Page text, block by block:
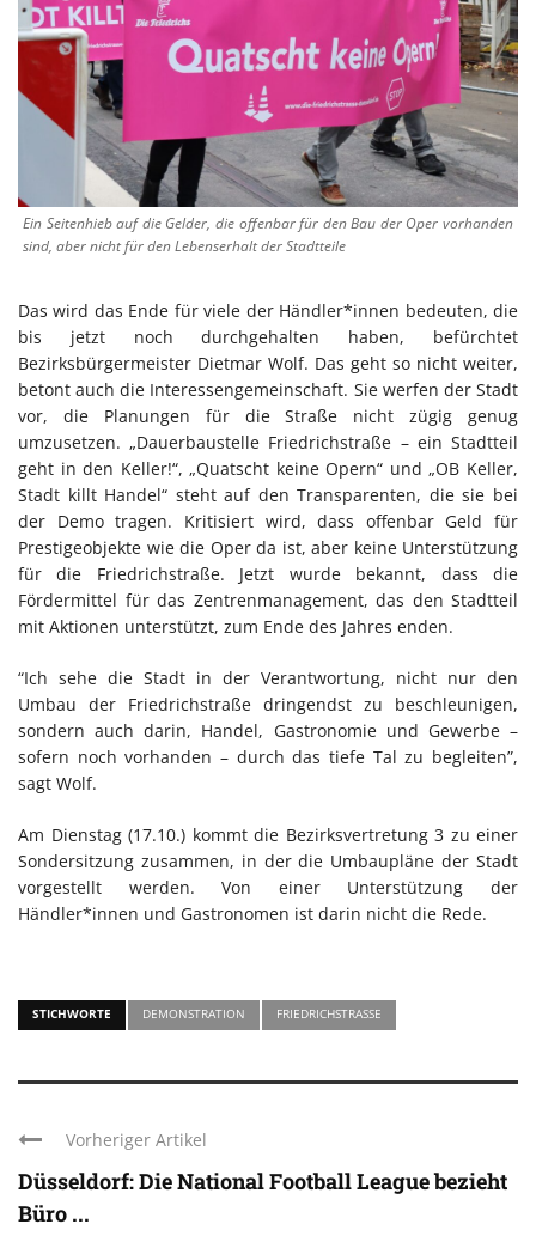
Ein Seitenhieb auf die Gelder, die offenbar für den Bau der Oper vorhanden
sind, aber nicht für den Lebenserhalt der Stadtteile
Das wird das Ende für viele der Händler*innen bedeuten, die
bis jetzt noch durchgehalten haben, befürchtet
Bezirksbürgermeister Dietmar Wolf. Das geht so nicht weiter,
betont auch die Interessengemeinschaft. Sie werfen der Stadt
vor, die Planungen für die Straße nicht zügig genug
umzusetzen. „Dauerbaustelle Friedrichstraße – ein Stadtteil
geht in den Keller!“, „Quatscht keine Opern“ und „OB Keller,
Stadt killt Handel“ steht auf den Transparenten, die sie bei
der Demo tragen. Kritisiert wird, dass offenbar Geld für
Prestigeobjekte wie die Oper da ist, aber keine Unterstützung
für die Friedrichstraße. Jetzt wurde bekannt, dass die
Fördermittel für das Zentrenmanagement, das den Stadtteil
mit Aktionen unterstützt, zum Ende des Jahres enden.
“Ich sehe die Stadt in der Verantwortung, nicht nur den
Umbau der Friedrichstraße dringendst zu beschleunigen,
sondern auch darin, Handel, Gastronomie und Gewerbe –
sofern noch vorhanden – durch das tiefe Tal zu begleiten”,
sagt Wolf.
Am Dienstag (17.10.) kommt die Bezirksvertretung 3 zu einer
Sondersitzung zusammen, in der die Umbaupläne der Stadt
vorgestellt werden. Von einer Unterstützung der
Händler*innen und Gastronomen ist darin nicht die Rede.
STICHWORTE DEMONSTRATION FRIEDRICHSTRASSE
Vorheriger Artikel
Düsseldorf: Die National Football League bezieht
Büro ...